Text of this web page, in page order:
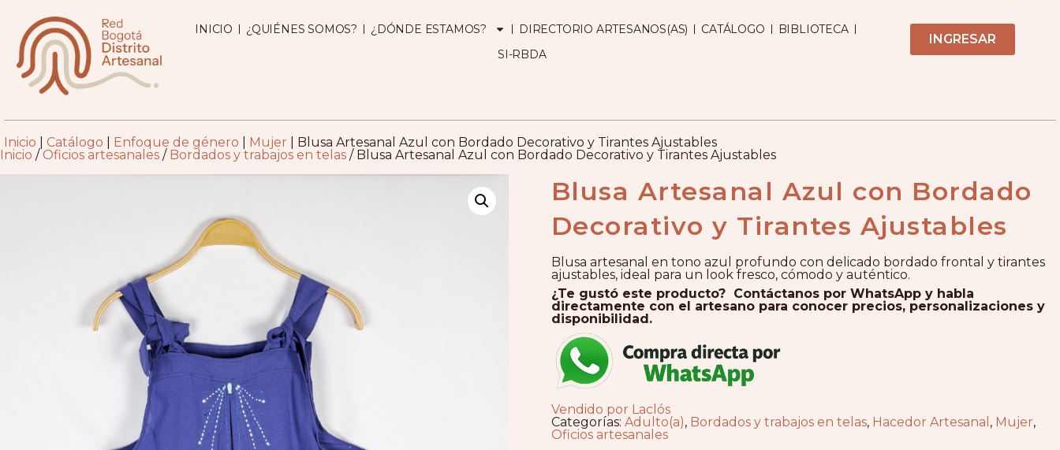
INICIO ¿QUIÉNES SOMOS? ¿DÓNDE ESTAMOS? DIRECTORIO ARTESANOS(AS) CATÁLOGO
BIBLIOTECA
SI-RBDA
INGRESAR
Inicio Catálogo Enfoque de género Mujer
Blusa Artesanal Azul con Bordado Decorativo y Tirantes Ajustables
Inicio / Oficios artesanales / Bordados y trabajos en telas / Blusa Artesanal Azul con Bordado Decorativo y Tirantes Ajustables
Blusa Artesanal Azul con Bordado
Decorativo y Tirantes Ajustables
Blusa artesanal en tono azul profundo con delicado bordado frontal y tirantes
ajustables, ideal para un look fresco, cómodo y auténtico.
¿Te gustó este producto? Contáctanos por WhatsApp y habla
directamente con el artesano para conocer precios, personalizaciones y
disponibilidad.
Vendido por Laclós
Categorías: Adulto(a), Bordados y trabajos en telas, Hacedor Artesanal , Mujer,
Oficios artesanales